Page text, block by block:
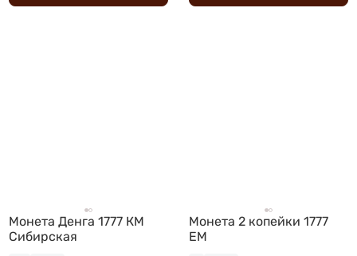
Монета Денга 1777 КМ
Сибирская
Монета 2 копейки 1777
ЕМ